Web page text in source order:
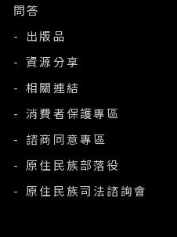
問答
- 出版品
- 資源分享
- 相關連結
- 消費者保護專區
- 諮商同意專區
- 原住民族部落役
- 原住民族司法諮詢會